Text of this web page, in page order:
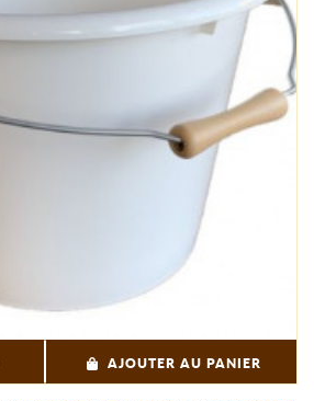
AJOUTER AU PANIER